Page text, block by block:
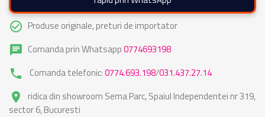
check_circle_outline Produse originale, preturi de importator
chat Comanda prin Whatsapp0774693198
phone Comanda telefonic:0774.693.198/031.437.27.14
place
ridica din showroom Sema Parc, Spaiul Independentei nr 319,
sector 6, Bucuresti